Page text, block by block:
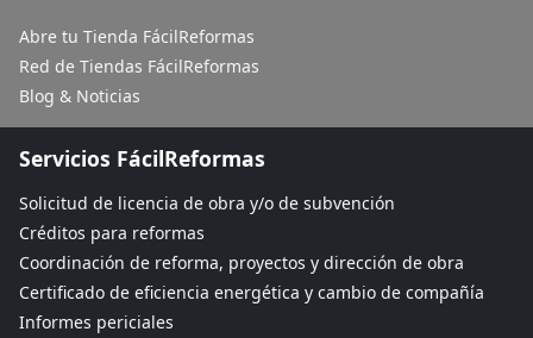
Abre tu Tienda FácilReformas
Red de Tiendas FácilReformas
Blog & Noticias
Servicios FácilReformas
Solicitud de licencia de obra y/o de subvención
Créditos para reformas
Coordinación de reforma, proyectos y dirección de obra
Certificado de eficiencia energética y cambio de compañía
Informes periciales